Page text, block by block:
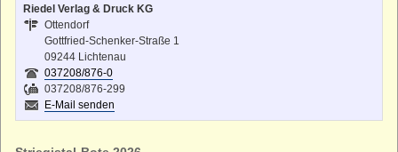
Riedel Verlag & Druck KG
Ottendorf
Gottfried-Schenker-Straße 1
09244 Lichtenau
037208/876-0
037208/876-299
E-Mail senden